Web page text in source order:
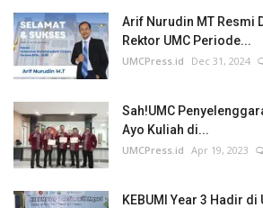
Arif Nurudin MT Resmi
Rektor UMC Periode...
UMCPress.id Dec 31, 2024
Sah!UMC
Ayo Kuliah di...
UMCPress.id Apr 19, 2023
KEBUMI Year 3 Hadir